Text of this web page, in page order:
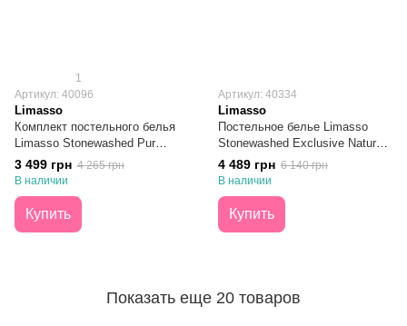
1
Артикул: 40096
Limasso
Комплект постельного белья
Limasso Stonewashed Pur
Coton Вареный Хлопок Евро
3 499 грн 4 265 грн
В наличии
Купить
Артикул: 40334
Limasso
Постельное белье Limasso
Stonewashed Exclusive Natural
Krem Вареный Хлопок
Семейное
4 489 грн 6 140 грн
В наличии
Купить
Показать еще 20 товаров